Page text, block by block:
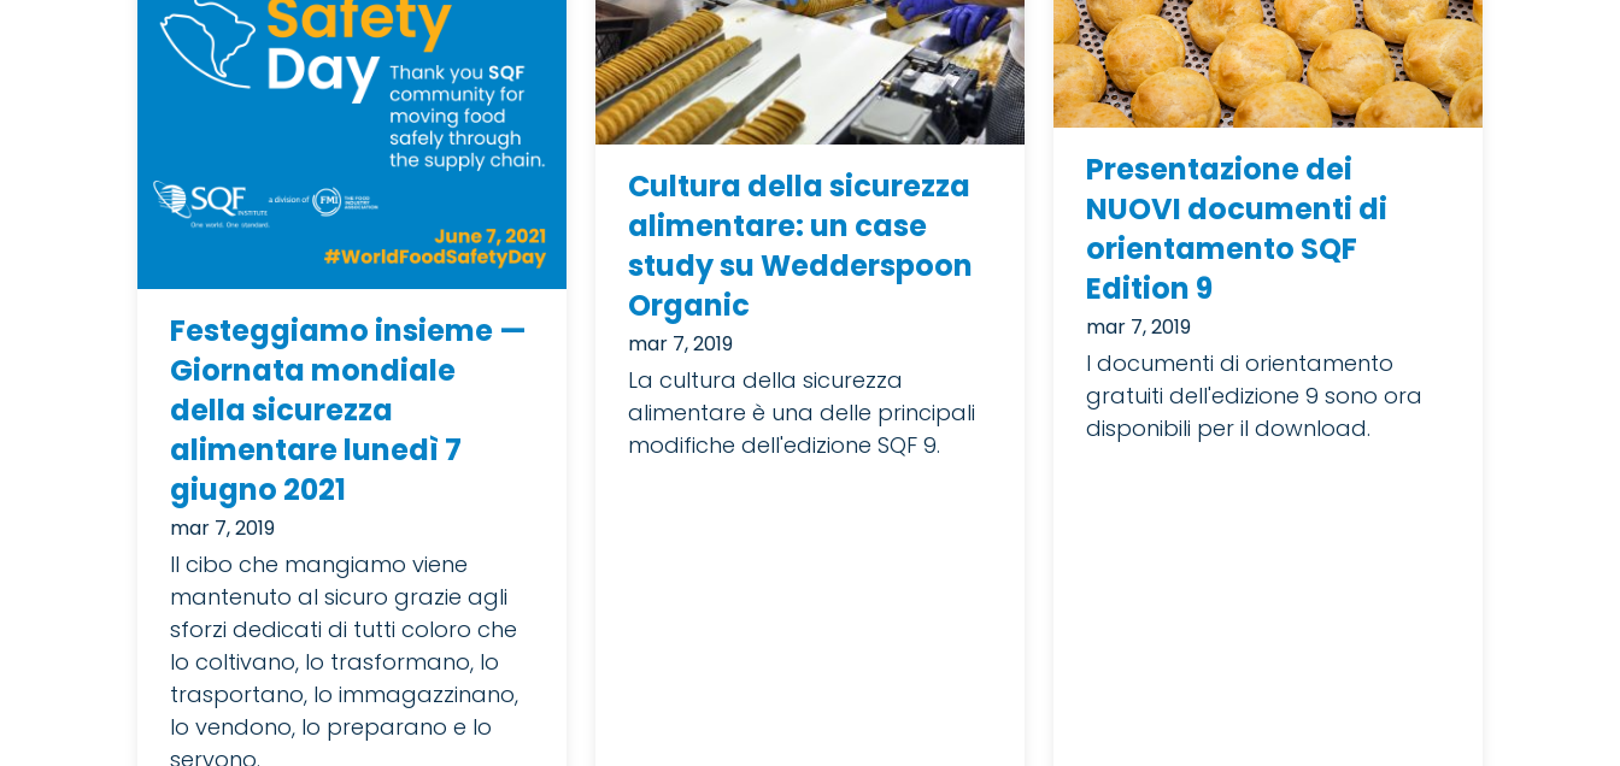
Festeggiamo insieme —
Giornata mondiale
della sicurezza
alimentare lunedì 7
giugno 2021
mar 7, 2019
Il cibo che mangiamo viene
mantenuto al sicuro grazie agli
sforzi dedicati di tutti coloro che
lo coltivano, lo trasformano, lo
trasportano, lo immagazzinano,
lo vendono, lo preparano e lo
servono.
Cultura della sicurezza
alimentare: un case
study su Wedderspoon
Organic
mar 7, 2019
La cultura della sicurezza
alimentare è una delle principali
modifiche dell'edizione SQF 9.
Presentazione dei
NUOVI documenti di
orientamento SQF
Edition 9
mar 7, 2019
I documenti di orientamento
gratuiti dell'edizione 9 sono ora
disponibili per il download.